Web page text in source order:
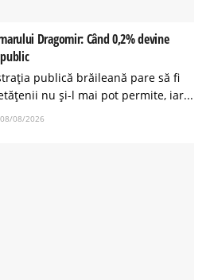
Dragomir: Când 0,2% devine
publică brăileană pare să fi
nu și-l mai pot permite, iar...
08/08/2026